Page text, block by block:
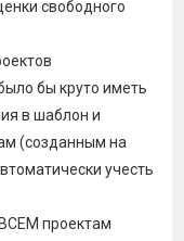
свободного
бы круто иметь
в шаблон и
(созданным на
учесть
проектам